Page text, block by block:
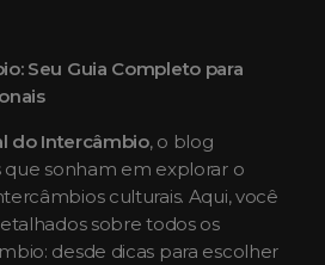
Seu Guia Completo para
do Intercâmbio, o blog
que sonham em explorar o
culturais. Aqui, você
sobre todos os
desde dicas para escolher